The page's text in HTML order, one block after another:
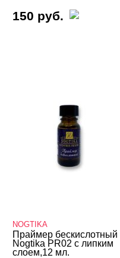
150 руб.
NOGTIKA
Праймер бескислотный
Nogtika PR02 с липким
слоем,12 мл.